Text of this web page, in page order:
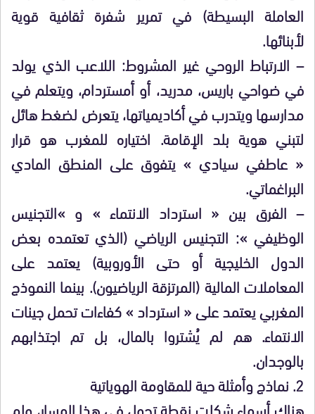
العاملة البسيطة) في تمرير شفرة ثقافية قوية
لأبنائها.
– الارتباط الروحي غير المشروط: اللاعب الذي يولد
في ضواحي باريس، مدريد، أو أمستردام، ويتعلم في
مدارسها ويتدرب في أكاديمياتها، يتعرض لضغط هائل
لتبني هوية بلد الإقامة. اختياره للمغرب هو قرار
« عاطفي سيادي » يتفوق على المنطق المادي
البراغماتي.
– الفرق بين « استرداد الانتماء » و »التجنيس
الوظيفي »: التجنيس الرياضي (الذي تعتمده بعض
الدول الخليجية أو حتى الأوروبية) يعتمد على
المعاملات المالية (المرتزقة الرياضيون). بينما النموذج
المغربي يعتمد على « استرداد » كفاءات تحمل جينات
الانتماء. هم لم يُشتروا بالمال، بل تم اجتذابهم
بالوجدان.
2. نماذج وأمثلة حية للمقاومة الهوياتية